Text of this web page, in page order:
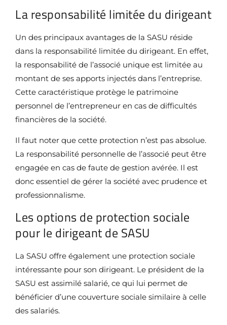
La responsabilité limitée du dirigeant
Un des principaux avantages de la SASU réside
dans la responsabilité limitée du dirigeant. En effet,
la responsabilité de l’associé unique est limitée au
montant de ses apports injectés dans l’entreprise.
Cette caractéristique protège le patrimoine
personnel de l’entrepreneur en cas de difficultés
financières de la société.
Il faut noter que cette protection n’est pas absolue.
La responsabilité personnelle de l’associé peut être
engagée en cas de faute de gestion avérée. Il est
donc essentiel de gérer la société avec prudence et
professionnalisme.
Les options de protection sociale
pour le dirigeant de SASU
La SASU offre également une protection sociale
intéressante pour son dirigeant. Le président de la
SASU est assimilé salarié, ce qui lui permet de
bénéficier d’une couverture sociale similaire à celle
des salariés.